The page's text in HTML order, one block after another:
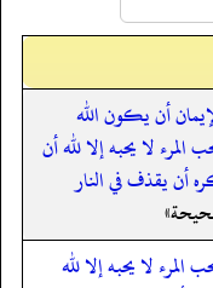
أن يكون الله
لا يحبه إلا لله أن
أن يقذف في النار
لا يحبه إلا لله